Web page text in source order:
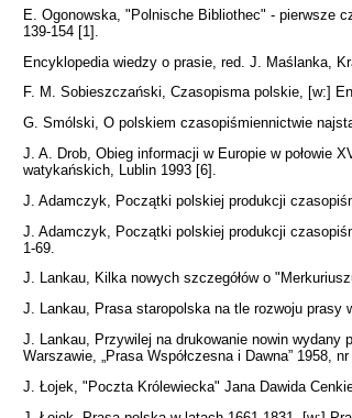
E. Ogonowska, "Polnische Bibliothec" - pierwsze
139-154 [1].
Encyklopedia wiedzy o prasie, red. J. Maślanka,
F. M. Sobieszczański, Czasopisma polskie, [w:]
G. Smólski, O polskiem czasopiśmiennictwie
J. A. Drob, Obieg informacji w Europie w połowie
watykańskich, Lublin 1993 [6].
J. Adamczyk, Początki polskiej produkcji
J. Adamczyk, Początki polskiej produkcji
1-69.
J. Lankau, Kilka nowych szczegółów o
J. Lankau, Prasa staropolska na tle rozwoju prasy
J. Lankau, Przywilej na drukowanie nowin
Warszawie, „Prasa Współczesna i Dawna” 1958, nr
J. Łojek, "Poczta Królewiecka" Jana Dawida